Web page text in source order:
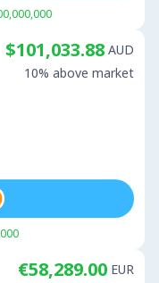
$101,033.88 AUD
10% above market
€58,289.00 EUR